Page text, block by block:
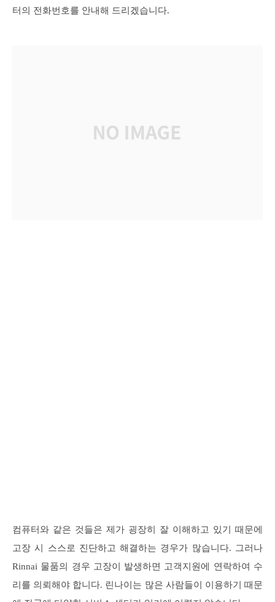
터의 전화번호를 안내해 드리겠습니다.
컴퓨터와 같은 것들은 제가 굉장히 잘 이해하고 있기 때문에
고장 시 스스로 진단하고 해결하는 경우가 많습니다. 그러나
Rinnai 물품의 경우 고장이 발생하면 고객지원에 연락하여 수
리를 의뢰해야 합니다. 린나이는 많은 사람들이 이용하기 때문